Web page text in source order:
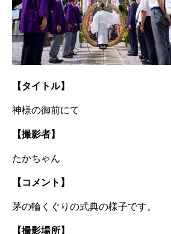
【タイトル】
神様の御前にて
【撮影者】
たかちゃん
【コメント】
茅の輪くぐりの式典の様子です。
【撮影場所】